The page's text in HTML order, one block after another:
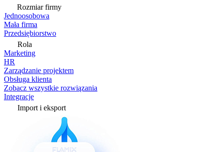
Rozmiar firmy
Jednoosobowa
Mała firma
Przedsiębiorstwo
Rola
Marketing
HR
Zarządzanie projektem
Obsługa klienta
Zobacz wszystkie rozwiązania
Integracje
Import i eksport